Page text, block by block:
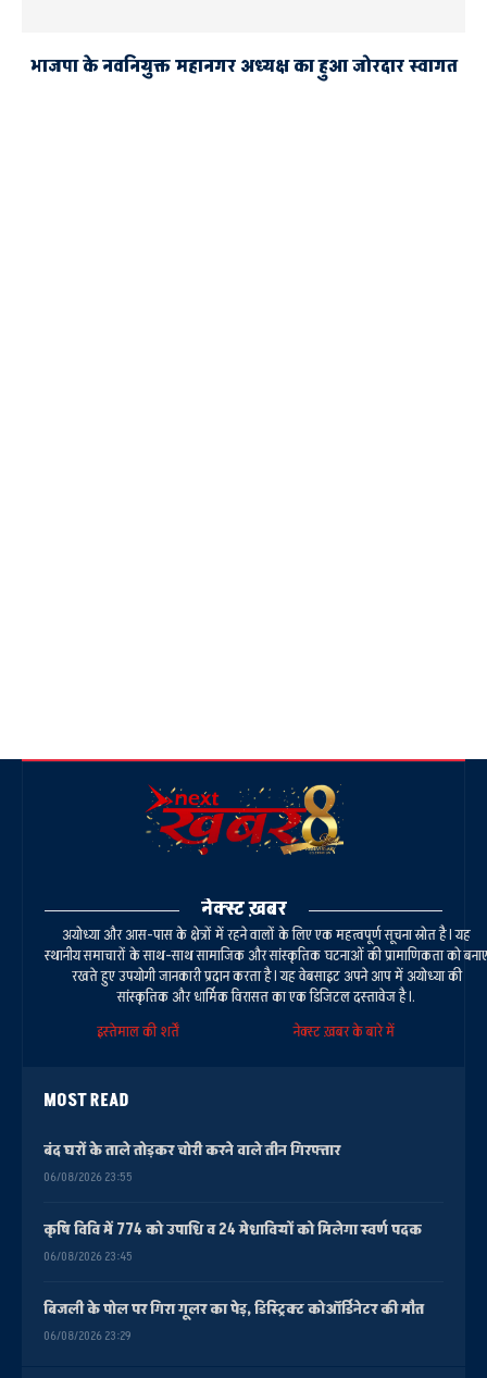
भाजपा के नवनियुक्त महानगर अध्यक्ष का हुआ जोरदार स्वागत
नेक्स्ट ख़बर
अयोध्या और आस-पास के क्षेत्रों में रहने वालों के लिए एक महत्वपूर्ण सूचना स्रोत है। यह
स्थानीय समाचारों के साथ-साथ सामाजिक और सांस्कृतिक घटनाओं की प्रामाणिकता को बनाए
रखते हुए उपयोगी जानकारी प्रदान करता है। यह वेबसाइट अपने आप में अयोध्या की
सांस्कृतिक और धार्मिक विरासत का एक डिजिटल दस्तावेज है।.
इस्तेमाल की शर्तें
नेक्स्ट ख़बर के बारे में
MOST READ
बंद घरों के ताले तोड़कर चोरी करने वाले तीन गिरफ्तार
06/08/2026 23:55
कृषि विवि में 774 को उपाधि व 24 मेधावियों को मिलेगा स्वर्ण पदक
06/08/2026 23:45
बिजली के पोल पर गिरा गूलर का पेड़, डिस्ट्रिक्ट कोऑर्डिनेटर की मौत
06/08/2026 23:29